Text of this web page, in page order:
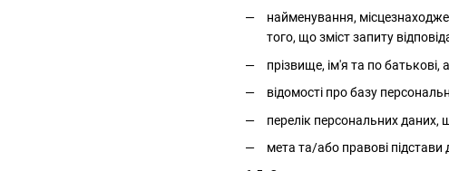
найменування,
того, що зміст запиту
прізвище, ім'я та по батькові,
відомості про базу
перелік персональних даних,
мета та/або правові підстави